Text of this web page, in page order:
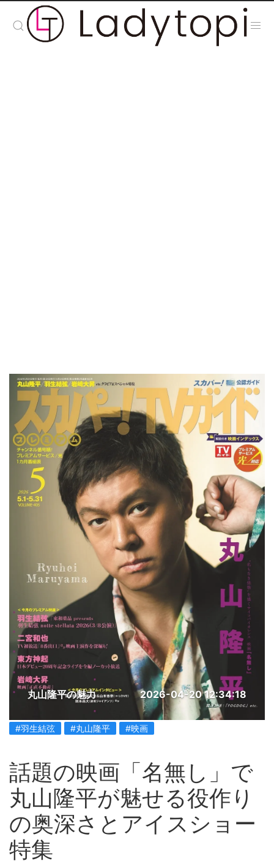
丸山隆平の魅力 2026-04-20 12:34:18
#羽生結弦 #丸山隆平 #映画
話題の映画「名無し」で
丸山隆平が魅せる役作り
の奥深さとアイスショー
特集